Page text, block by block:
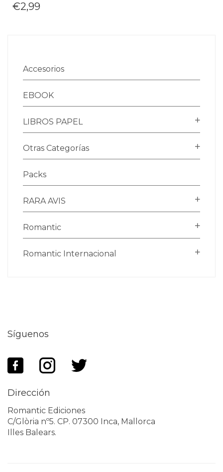
€2,99
Accesorios
EBOOK
LIBROS PAPEL
Otras Categorías
Packs
RARA AVIS
Romantic
Romantic Internacional
Síguenos
Dirección
Romantic Ediciones
C/Glòria nº5. CP. 07300 Inca, Mallorca
Illes Balears.